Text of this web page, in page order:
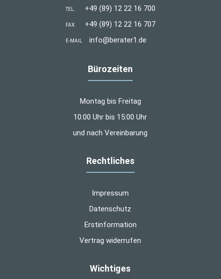
TEL. +49 (89) 12 22 16 700
FAX +49 (89) 12 22 16 707
E-MAIL info@berater1.de
Bürozeiten
Montag bis Freitag
10:00 Uhr bis 15:00 Uhr
und nach Vereinbarung
Rechtliches
Impressum
Datenschutz
Erstinformation
Vertrag widerrufen
Wichtiges